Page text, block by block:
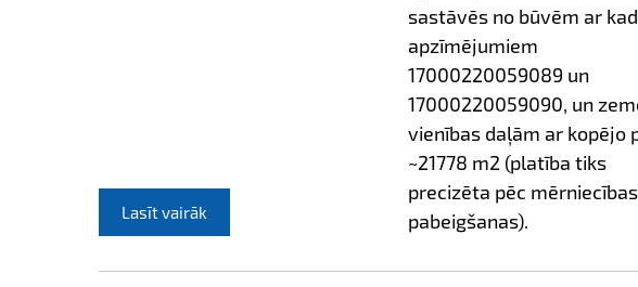
Lasīt vairāk
sastāvēs no būvēm ar
apzīmējumiem
17000220059089 un
17000220059090, un
vienības daļām ar kopējo
~21778 m2 (platība tiks
precizēta pēc mērniecības
pabeigšanas).